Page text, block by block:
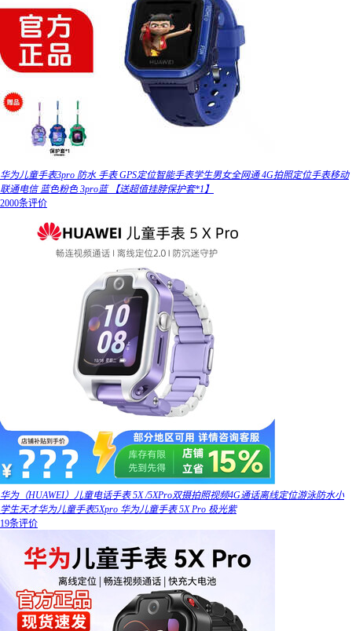
华为儿童手表3pro 防水 手表 GPS定位智能手表学生男女全网通 4G拍照定位手表移动
联通电信 蓝色粉色 3pro蓝 【送超值挂脖保护套*1】
2000条评价
华为（HUAWEI）儿童电话手表 5X /5XPro双摄拍照视频4G通话离线定位游泳防水小
学生天才华为儿童手表5Xpro 华为儿童手表 5X Pro 极光紫
19条评价